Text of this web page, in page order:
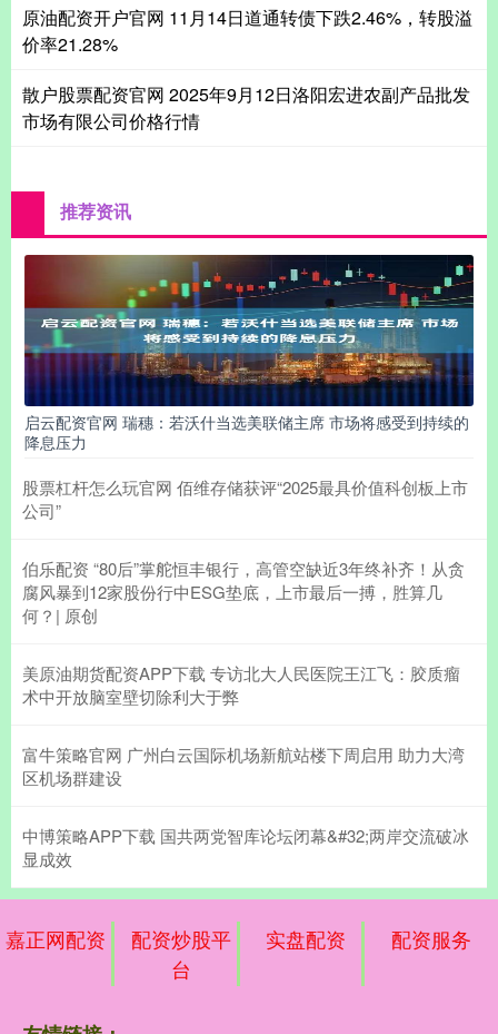
原油配资开户官网 11月14日道通转债下跌2.46%，转股溢
价率21.28%
散户股票配资官网 2025年9月12日洛阳宏进农副产品批发
市场有限公司价格行情
推荐资讯
启云配资官网 瑞穗：若沃什当选美联储主席 市场将感受到持续的
降息压力
股票杠杆怎么玩官网 佰维存储获评“2025最具价值科创板上市
公司”
伯乐配资 “80后”掌舵恒丰银行，高管空缺近3年终补齐！从贪
腐风暴到12家股份行中ESG垫底，上市最后一搏，胜算几
何？| 原创
美原油期货配资APP下载 专访北大人民医院王江飞：胶质瘤
术中开放脑室壁切除利大于弊
富牛策略官网 广州白云国际机场新航站楼下周启用 助力大湾
区机场群建设
中博策略APP下载 国共两党智库论坛闭幕&#32;两岸交流破冰
显成效
嘉正网配资
配资炒股平
台
实盘配资 配资服务